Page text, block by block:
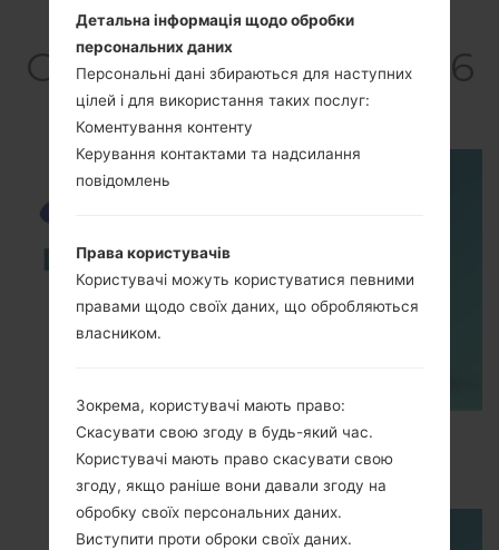
ВідеоSamsung SM-
G5528Galaxy On5 2016
4G+
How to Enable Developer Options & USB
Debugging on Samsung ?
Детальна інформація щодо обробки
персональних даних
Персональні дані збираються для наступних
цілей і для використання таких послуг:
Коментування контенту
Керування контактами та надсилання
повідомлень
Права користувачів
Користувачі можуть користуватися певними
правами щодо своїх даних, що обробляються
власником.
Зокрема, користувачі мають право:
Скасувати свою згоду в будь-який час.
Користувачі мають право скасувати свою
згоду, якщо раніше вони давали згоду на
обробку своїх персональних даних.
Виступити проти оброки своїх даних.